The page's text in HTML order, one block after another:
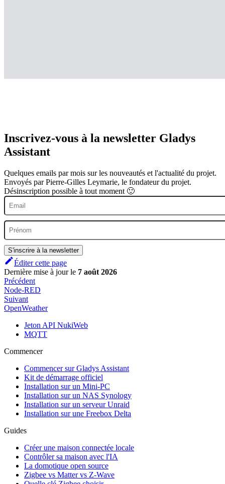
Inscrivez-vous à la newsletter Gladys
Assistant
Quelques emails par mois sur les nouveautés et l'actualité du projet.
Envoyés par Pierre-Gilles Leymarie, le fondateur du projet.
Désinscription possible à tout moment 🙂
S'inscrire à la newsletter
Éditer cette page
Dernière mise à jourle 7 août 2026
Précédent
Node-RED
Suivant
OpenWeather
Jeton API NukiWeb
MQTT
Commencer
Commencer sur Gladys Assistant
Kit de démarrage officiel
Installation sur un Mini-PC
Installation sur un NAS Synology
Installation sur un serveur Unraid
Installation sur une Freebox Delta
Guides
Créer une maison connectée locale
Contrôler sa maison avec l'IA
La domotique open source
Zigbee vs Matter vs Z-Wave